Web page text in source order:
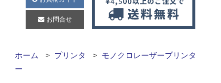
お問合せ
ホーム プリンタ
モノクロレーザープリンタ
ー